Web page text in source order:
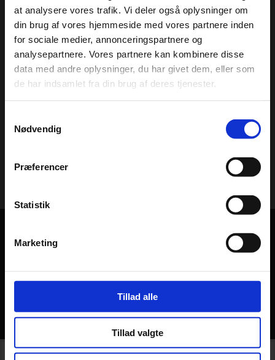
at analysere vores trafik. Vi deler også oplysninger om
din brug af vores hjemmeside med vores partnere inden
for sociale medier, annonceringspartnere og
analysepartnere. Vores partnere kan kombinere disse
data med andre oplysninger, du har givet dem, eller som
de har indsamlet fra din brug af deres tjenester.
Nødvendig
Præferencer
Statistik
Marketing
Tillad alle
Tillad valgte
Flishugning
✔️Grundlagt i 1990